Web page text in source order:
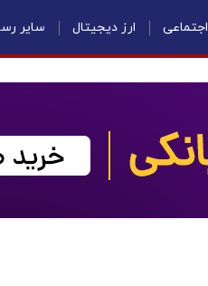
اجتماعی ارز دیجیتال سایر